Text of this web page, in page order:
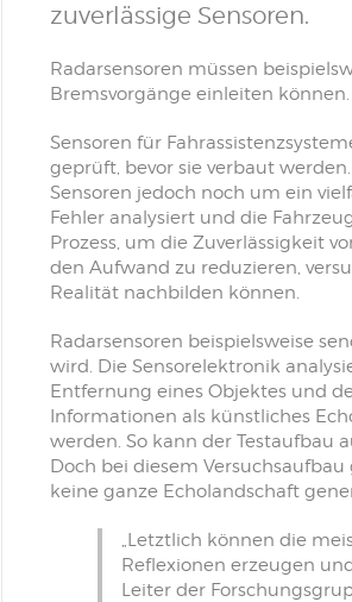
zuverlässige Sensoren.
Radarsensoren müssen
Bremsvorgänge einleiten können.
Sensoren für
geprüft, bevor sie verbaut
Sensoren jedoch noch um ein
Fehler analysiert und die
Prozess, um die Zuverlässigkeit
den Aufwand zu reduzieren,
Realität nachbilden können.
Radarsensoren beispielsweise
wird. Die Sensorelektronik
Entfernung eines Objektes und
Informationen als künstliches
werden. So kann der Testaufbau
Doch bei diesem
keine ganze Echolandschaft
„Letztlich können die
Reflexionen erzeugen
Leiter der